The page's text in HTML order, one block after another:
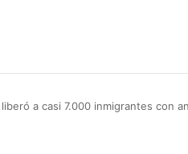
a casi 7.000 inmigrantes con